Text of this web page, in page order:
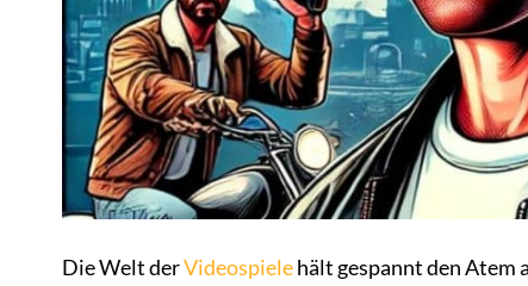
Die Welt derVideospielehält gespannt den Atem